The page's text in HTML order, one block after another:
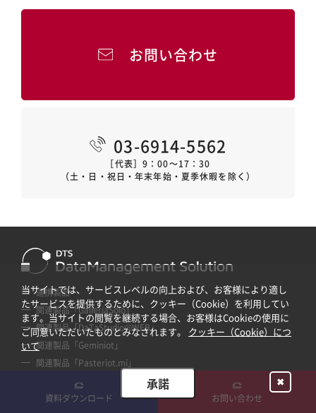
お問い合わせ
03-6914-5562
［代表］9：00～17：30
（土・日・祝日・年末年始・夏季休暇を除く）
連携製品
関連製品「GalleriaSolo」
関連製品「DaTaStudio@WEB」
関連製品「Geminiot」
関連製品「Pasteriot.mi」
ニュース・セミナー
資料ダウンロード お問い合わせ
当サイトでは、サービスレベルの向上および、お客様により適し
たサービスを提供するために、クッキー（Cookie）を利用してい
ます。当サイトの閲覧を継続する場合、お客様はCookieの使用に
ご同意いただいたものとみなされます。 クッキー（Cookie）につ
いて
承諾 ✖